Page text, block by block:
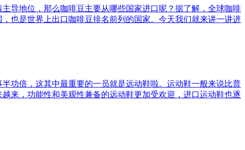
导地位，那么咖啡豆主要从哪些国家进口呢？据了解，全球咖啡
也是世界上出口咖啡豆排名前列的国家。今天我们就来讲一讲进
功倍，这其中最重要的一员就是远动鞋啦。运动鞋一般来说比普
来，功能性和美观性兼备的远动鞋更加受欢迎，进口运动鞋也逐